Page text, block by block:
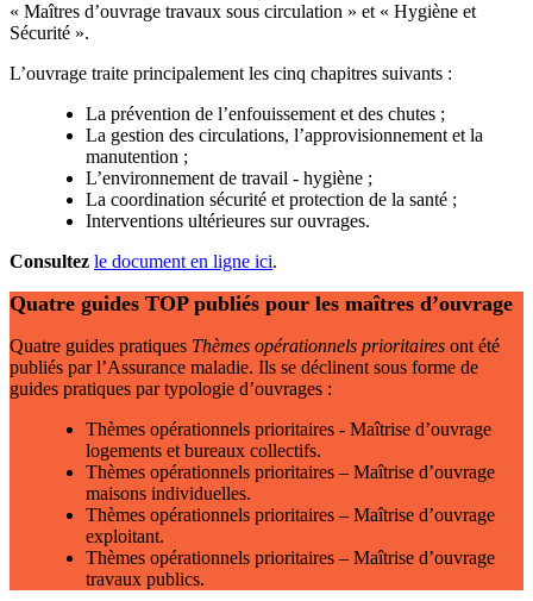
« Maîtres d’ouvrage travaux sous circulation » et « Hygiène et
Sécurité ».
L’ouvrage traite principalement les cinq chapitres suivants :
La prévention de l’enfouissement et des chutes ;
La gestion des circulations, l’approvisionnement et la
manutention ;
L’environnement de travail - hygiène ;
La coordination sécurité et protection de la santé ;
Interventions ultérieures sur ouvrages.
Consultez le document en ligne ici.
Quatre guides TOP publiés pour les maîtres d’ouvrage
Quatre guides pratiques Thèmes opérationnels prioritaires ont été
publiés par l’Assurance maladie. Ils se déclinent sous forme de
guides pratiques par typologie d’ouvrages :
Thèmes opérationnels prioritaires - Maîtrise d’ouvrage
logements et bureaux collectifs.
Thèmes opérationnels prioritaires – Maîtrise d’ouvrage
maisons individuelles.
Thèmes opérationnels prioritaires – Maîtrise d’ouvrage
exploitant.
Thèmes opérationnels prioritaires – Maîtrise d’ouvrage
travaux publics.